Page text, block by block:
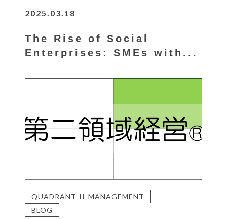
2025.03.18
The Rise of Social
Enterprises: SMEs with...
QUADRANT-II-MANAGEMENT
BLOG